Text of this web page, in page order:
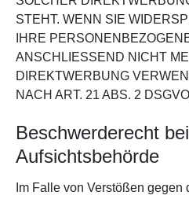
STEHT. WENN SIE
IHRE
ANSCHLIESSEND NICHT
DIREKTWERBUNG
NACH ART. 21 ABS. 2
Beschwerde­recht
Aufsichts­behörde
Im Falle von Verstößen gegen